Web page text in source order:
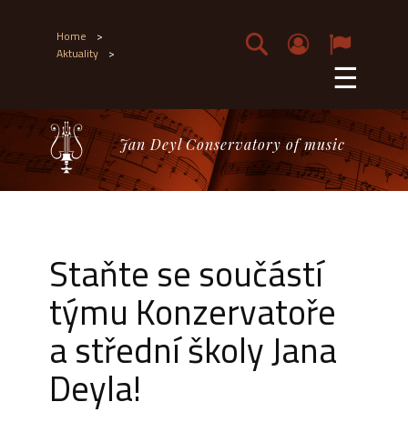
Home >
Aktuality > ☰
Jan Deyl Conservatory of music
Staňte se součástí
týmu Konzervatoře
a střední školy Jana
Deyla!